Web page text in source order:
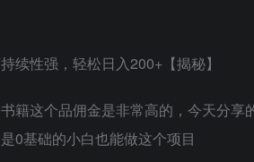
籍这个品佣金是非常高的，今天分
0基础的小白也能做这个项目